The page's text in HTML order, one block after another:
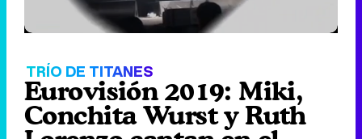
Unmute /
TRÍO DE TITANES
Eurovisión 2019: Miki,
Conchita Wurst y Ruth